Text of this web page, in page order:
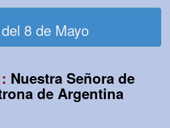
8 de Mayo
Nuestra Señora de
de Argentina